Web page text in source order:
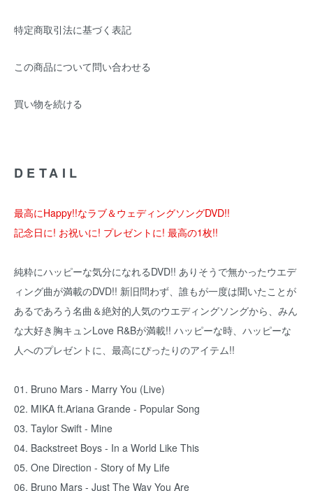
特定商取引法に基づく表記
この商品について問い合わせる
買い物を続ける
DETAIL
最高にHappy!!なラブ＆ウェディングソングDVD!!
記念日に! お祝いに! プレゼントに! 最高の1枚!!
純粋にハッピーな気分になれるDVD!! ありそうで無かったウエデ
ィング曲が満載のDVD!! 新旧問わず、誰もが一度は聞いたことが
あるであろう名曲＆絶対的人気のウエディングソングから、みん
な大好き胸キュンLove R&Bが満載!! ハッピーな時、ハッピーな
人へのプレゼントに、最高にぴったりのアイテム!!
01. Bruno Mars - Marry You (Live)
02. MIKA ft.Ariana Grande - Popular Song
03. Taylor Swift - Mine
04. Backstreet Boys - In a World Like This
05. One Direction - Story of My Life
06. Bruno Mars - Just The Way You Are